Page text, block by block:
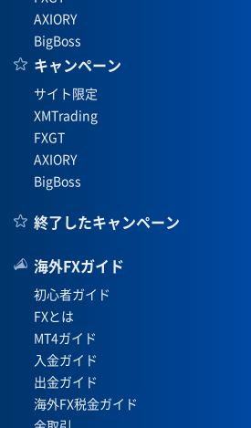
AXIORY
BigBoss
キャンペーン
サイト限定
XMTrading
FXGT
AXIORY
BigBoss
終了したキャンペーン
海外FXガイド
初心者ガイド
FXとは
MT4ガイド
入金ガイド
出金ガイド
海外FX税金ガイド